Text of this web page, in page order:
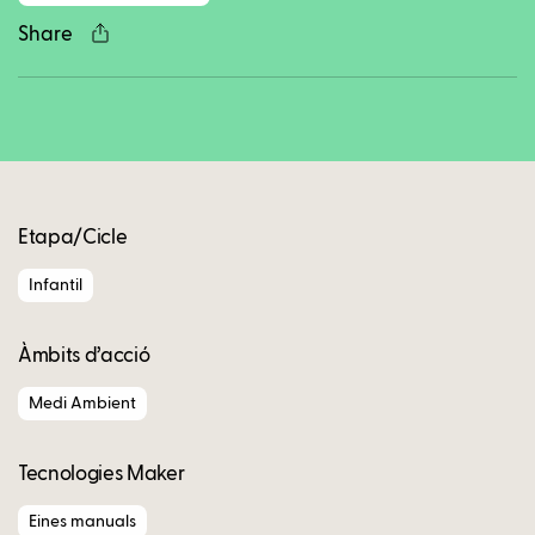
Share
Etapa/Cicle
Infantil
Àmbits d’acció
Medi Ambient
Tecnologies Maker
Eines manuals